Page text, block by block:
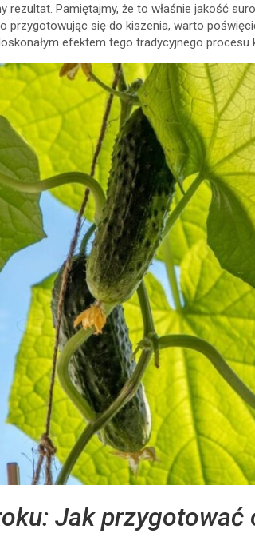
rezultat. Pamiętajmy, że to właśnie jakość
przygotowując się do kiszenia, warto
efektem tego tradycyjnego procesu
Jak przygotować